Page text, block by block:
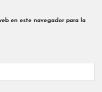
en este navegador para la